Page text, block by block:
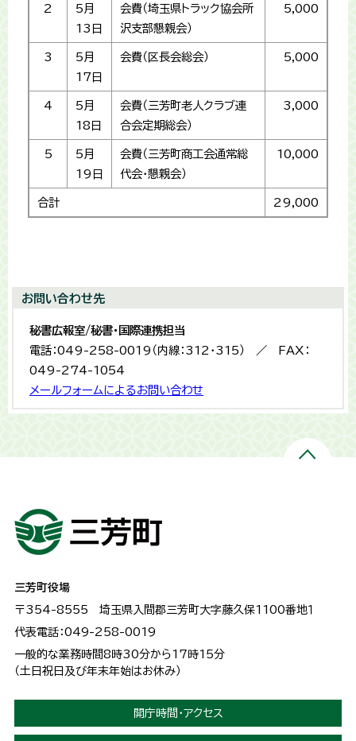
2
5月
13日
会費（埼玉県トラック協会所
沢支部懇親会）
5,000
3
5月
17日
会費（区長会総会） 5,000
4
5月
18日
会費（三芳町老人クラブ連
合会定期総会）
3,000
5
5月
19日
会費（三芳町商工会通常総
代会・懇親会）
10,000
合計 29,000
お問い合わせ先
秘書広報室/秘書・国際連携担当
電話：049-258-0019（内線：312・315） ／ FAX：
049-274-1054
メールフォームによるお問い合わせ
三芳町役場
〒354-8555 埼玉県入間郡三芳町大字藤久保1100番地１
代表電話：049-258-0019
一般的な業務時間8時30分から17時15分
（土日祝日及び年末年始はお休み）
開庁時間・アクセス